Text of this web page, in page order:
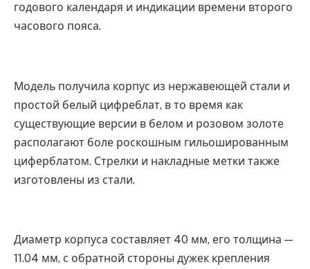
годового календаря и индикации времени второго
часового пояса.
Модель получила корпус из нержавеющей стали и
простой белый цифреблат, в то время как
существующие версии в белом и розовом золоте
располагают боле роскошным гильошированным
циферблатом. Стрелки и накладные метки также
изготовлены из стали.
Диаметр корпуса составляет 40 мм, его толщина —
11.04 мм, с обратной стороны дужек крепления